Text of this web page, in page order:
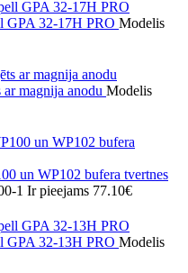
GPA 32-17H PRO Modelis
magnija anodu Modelis
un WP102 bufera tvertnes
1 Ir pieejams 77.10€
GPA 32-13H PRO Modelis